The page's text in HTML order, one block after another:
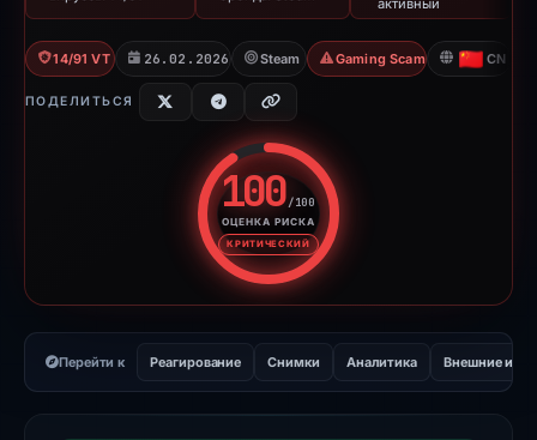
активный
14/91 VT 26.02.2026 Steam Gaming Scam CN
ПОДЕЛИТЬСЯ
100/100
ОЦЕНКА РИСКА
КРИТИЧЕСКИЙ
Оценка риска: 100 из 100.
Перейти к Реагирование Снимки Аналитика Внешние